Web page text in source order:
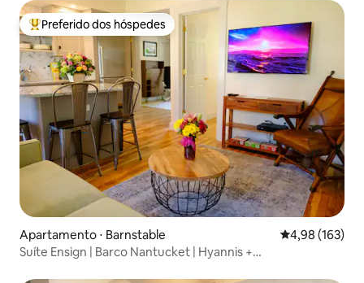
Entre os melhores preferidos dos hóspedes
Preferido dos hóspedes
Apartamento ⋅ Barnstable 4,98 de uma
4,98 (163)
Suíte Ensign | Barco Nantucket | Hyannis +